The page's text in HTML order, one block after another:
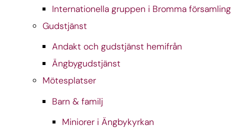
Internationella gruppen i Bromma församling
Gudstjänst
Andakt och gudstjänst hemifrån
Ängbygudstjänst
Mötesplatser
Barn & familj
Miniorer i Ängbykyrkan